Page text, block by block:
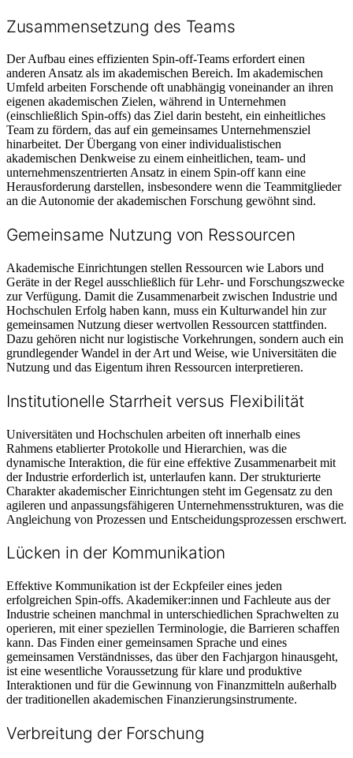
Zusammensetzung des Teams
Der Aufbau eines effizienten Spin-off-Teams erfordert einen
anderen Ansatz als im akademischen Bereich. Im akademischen
Umfeld arbeiten Forschende oft unabhängig voneinander an ihren
eigenen akademischen Zielen, während in Unternehmen
(einschließlich Spin-offs) das Ziel darin besteht, ein einheitliches
Team zu fördern, das auf ein gemeinsames Unternehmensziel
hinarbeitet. Der Übergang von einer individualistischen
akademischen Denkweise zu einem einheitlichen, team- und
unternehmenszentrierten Ansatz in einem Spin-off kann eine
Herausforderung darstellen, insbesondere wenn die Teammitglieder
an die Autonomie der akademischen Forschung gewöhnt sind.
Gemeinsame Nutzung von Ressourcen
Akademische Einrichtungen stellen Ressourcen wie Labors und
Geräte in der Regel ausschließlich für Lehr- und Forschungszwecke
zur Verfügung. Damit die Zusammenarbeit zwischen Industrie und
Hochschulen Erfolg haben kann, muss ein Kulturwandel hin zur
gemeinsamen Nutzung dieser wertvollen Ressourcen stattfinden.
Dazu gehören nicht nur logistische Vorkehrungen, sondern auch ein
grundlegender Wandel in der Art und Weise, wie Universitäten die
Nutzung und das Eigentum ihren Ressourcen interpretieren.
Institutionelle Starrheit versus Flexibilität
Universitäten und Hochschulen arbeiten oft innerhalb eines
Rahmens etablierter Protokolle und Hierarchien, was die
dynamische Interaktion, die für eine effektive Zusammenarbeit mit
der Industrie erforderlich ist, unterlaufen kann. Der strukturierte
Charakter akademischer Einrichtungen steht im Gegensatz zu den
agileren und anpassungsfähigeren Unternehmensstrukturen, was die
Angleichung von Prozessen und Entscheidungsprozessen erschwert.
Lücken in der Kommunikation
Effektive Kommunikation ist der Eckpfeiler eines jeden
erfolgreichen Spin-offs. Akademiker:innen und Fachleute aus der
Industrie scheinen manchmal in unterschiedlichen Sprachwelten zu
operieren, mit einer speziellen Terminologie, die Barrieren schaffen
kann. Das Finden einer gemeinsamen Sprache und eines
gemeinsamen Verständnisses, das über den Fachjargon hinausgeht,
ist eine wesentliche Voraussetzung für klare und produktive
Interaktionen und für die Gewinnung von Finanzmitteln außerhalb
der traditionellen akademischen Finanzierungsinstrumente.
Verbreitung der Forschung